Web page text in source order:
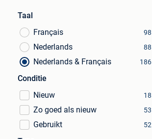
Taal
Français
98
Nederlands 88
Nederlands & Français 186
Conditie
Nieuw
18
Zo goed als nieuw 53
Gebruikt 52